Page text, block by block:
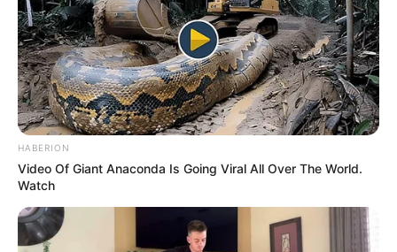
HABERION
Video Of Giant Anaconda Is Going Viral All Over The World.
Watch